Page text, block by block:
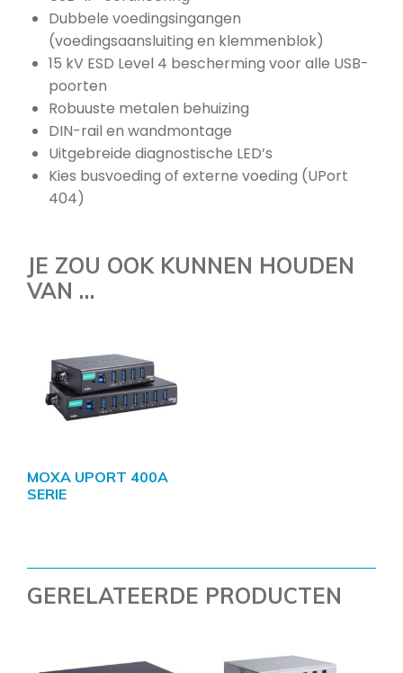
Dubbele voedingsingangen
(voedingsaansluiting en klemmenblok)
15 kV ESD Level 4 bescherming voor alle USB-
poorten
Robuuste metalen behuizing
DIN-rail en wandmontage
Uitgebreide diagnostische LED’s
Kies busvoeding of externe voeding (UPort
404)
JE ZOU OOK KUNNEN HOUDEN
VAN …
MOXA UPORT 400A
SERIE
GERELATEERDE PRODUCTEN